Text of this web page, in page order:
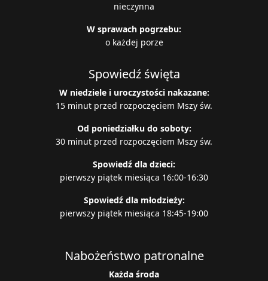
nieczynna
W sprawach pogrzebu:
o każdej porze
Spowiedź święta
W niedziele i uroczystości nakazane:
15 minut przed rozpoczęciem Mszy św.
Od poniedziałku do soboty:
30 minut przed rozpoczęciem Mszy św.
Spowiedź dla dzieci:
pierwszy piątek miesiąca 16:00-16:30
Spowiedź dla młodzieży:
pierwszy piątek miesiąca 18:45-19:00
Nabożeństwo patronalne
Każda środa